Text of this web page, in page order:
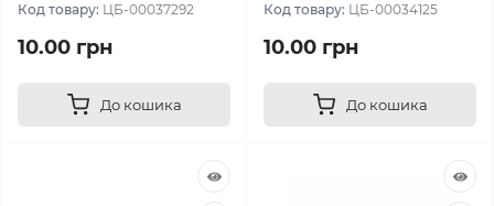
Код товару: ЦБ-00037292
10.00 грн
До кошика
Код товару: ЦБ-00034125
10.00 грн
До кошика